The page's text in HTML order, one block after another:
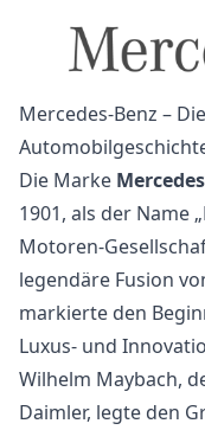
Mercedes-Benz –
Die Marke
1901, als der Name
Motoren-
legendäre Fusion
markierte den
Luxus- und
Wilhelm Maybach,
Daimler, legte den